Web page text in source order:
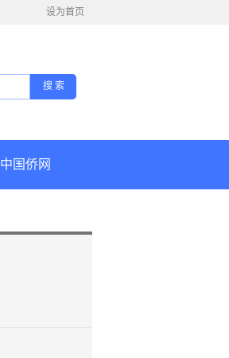
设为首页
搜 索
中国侨网